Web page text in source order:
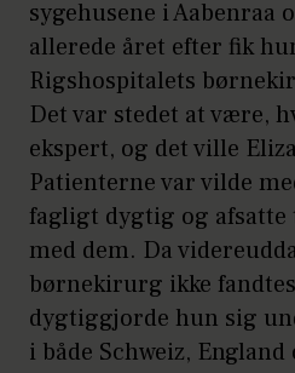
sygehusene i Aabenraa
allerede året efter fik
Rigshospitalets
Det var stedet at være,
ekspert, og det ville
Patienterne var vilde
fagligt dygtig og afsatte
med dem. Da
børnekirurg ikke
dygtiggjorde hun sig
i både Schweiz,